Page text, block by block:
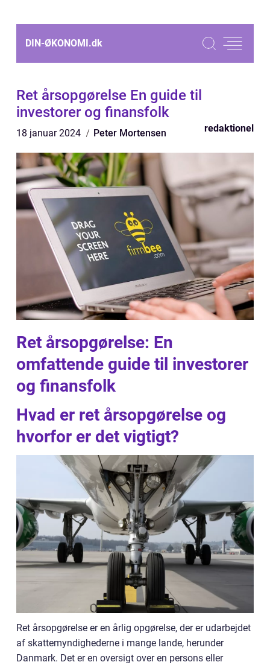
DIN-ØKONOMI.dk
Ret årsopgørelse En guide til
investorer og finansfolk
18 januar 2024 Peter Mortensen redaktionel
Ret årsopgørelse: En
omfattende guide til investorer
og finansfolk
Hvad er ret årsopgørelse og
hvorfor er det vigtigt?
Ret årsopgørelse er en årlig opgørelse, der er udarbejdet
af skattemyndighederne i mange lande, herunder
Danmark. Det er en oversigt over en persons eller